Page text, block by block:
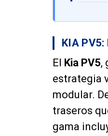
KIA PV5:
El
Kia PV5,
estrategia
modular.
traseros
gama